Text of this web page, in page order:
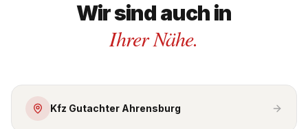
Wir sind auch in
Ihrer Nähe.
Kfz Gutachter Ahrensburg